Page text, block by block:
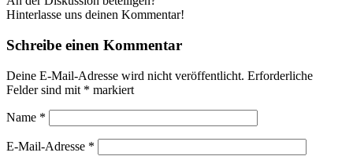
Hinterlasse uns deinen Kommentar!
Schreibe einen Kommentar
Deine E-Mail-Adresse wird nicht veröffentlicht. Erforderliche
Felder sind mit * markiert
Name *
E-Mail-Adresse *